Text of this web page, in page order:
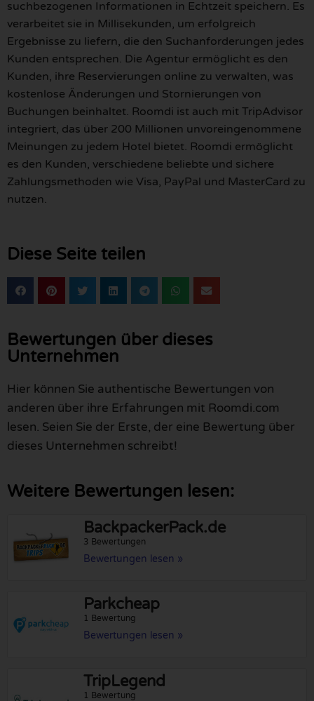
suchbezogenen Informationen in Echtzeit speichern. Es
verarbeitet sie in Millisekunden, um erfolgreich
Ergebnisse zu liefern, die den Suchanforderungen jedes
Kunden entsprechen. Die Agentur ermöglicht es den
Kunden, ihre Reservierungen online zu verwalten, was
kostenlose Änderungen und Stornierungen von
Buchungen beinhaltet. Roomdi ist auch mit TripAdvisor
integriert, das über 200 Millionen unvoreingenommene
Meinungen zu jedem Hotel bietet. Roomdi ermöglicht
es den Kunden, verschiedene beliebte und sichere
Zahlungsmethoden wie Visa, PayPal und MasterCard zu
nutzen.
Diese Seite teilen
Bewertungen über dieses
Unternehmen
Hier können Sie authentische Bewertungen von
anderen über ihre Erfahrungen mit Roomdi.com
lesen. Seien Sie der Erste, der eine Bewertung über
dieses Unternehmen schreibt!
Weitere Bewertungen lesen:
BackpackerPack.de
3 Bewertungen
Bewertungen lesen »
Parkcheap
1 Bewertung
Bewertungen lesen »
TripLegend
1 Bewertung